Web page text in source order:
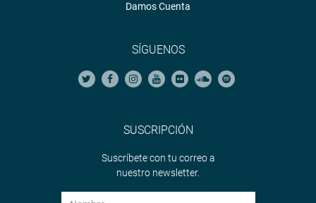
Damos Cuenta
SÍGUENOS
SUSCRIPCIÓN
Suscríbete con tu correo a
nuestro newsletter.